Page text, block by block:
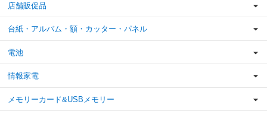
店舗販促品
台紙・アルバム・額・カッター・パネル
電池
情報家電
メモリーカード&USBメモリー